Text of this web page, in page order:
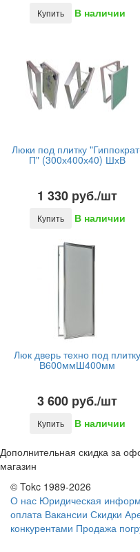
Купить В наличии
Люки под плитку
П" (300х400х40) ШхВ
1 330 руб./шт
Купить В наличии
Люк дверь техно под плитку
В600ммШ400мм
3 600 руб./шт
Купить В наличии
Дополнительная скидка за
магазин
© Tokc 1989-2026
О нас Юридическая
оплата Вакансии Скидки
конкурентами Продажа